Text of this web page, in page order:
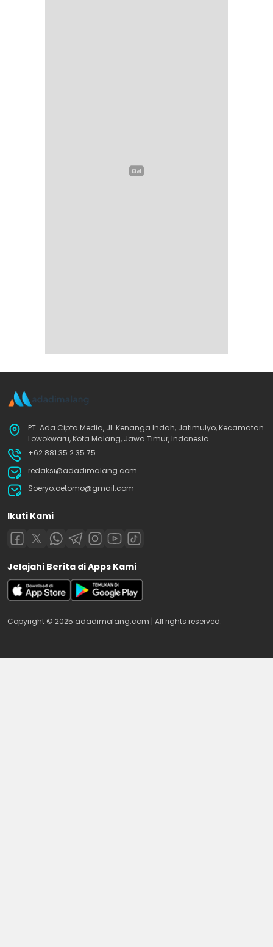
PT. Ada Cipta Media, Jl. Kenanga Indah, Jatimulyo, Kecamatan
Lowokwaru, Kota Malang, Jawa Timur, Indonesia
+62.881.35.2.35.75
redaksi@adadimalang.com
Soeryo.oetomo@gmail.com
Ikuti Kami
Jelajahi Berita di Apps Kami
Copyright © 2025 adadimalang.com | All rights reserved.